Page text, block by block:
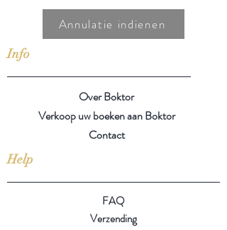
Annulatie indienen
Info
Over Boktor
Verkoop uw boeken aan Boktor
Contact
Help
FAQ
Verzending